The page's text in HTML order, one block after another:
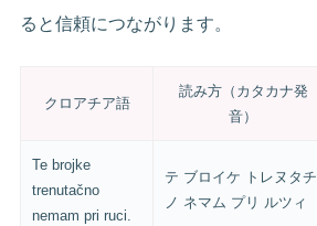
ると信頼につながります。
クロアチア語
読み方（カタカナ発
音）
Te brojke
trenutačno
nemam pri ruci.
テ ブロイケ トレヌタチ
ノ ネマム プリ ルツィ